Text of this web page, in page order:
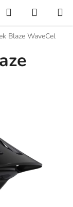
Hledat
KOŠÍK
Blaze WaveCel